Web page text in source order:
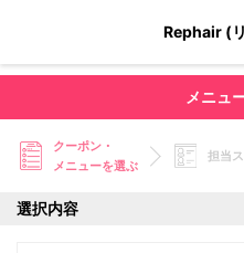
Rephair (
メニュ
クーポン・
メニューを選ぶ
担当
選択内容